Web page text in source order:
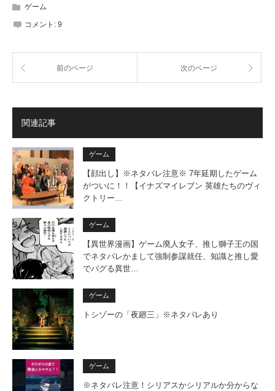
ゲーム
コメント: 9
前のページ 次のページ
関連記事
ゲーム
【顔出し】※ネタバレ注意※ 7年延期したゲーム
がついに！！【イナズマイレブン 英雄たちのヴィ
クトリー…
ゲーム
【異世界漫画】ゲーム廃人女子、推し獅子王の国
でネタバレかまして強制参謀就任、知識と推し愛
でバグる異世…
ゲーム
トシゾーの「夜廻三」※ネタバレあり
ゲーム
※ネタバレ注意！シリアスかシリアルか分からな